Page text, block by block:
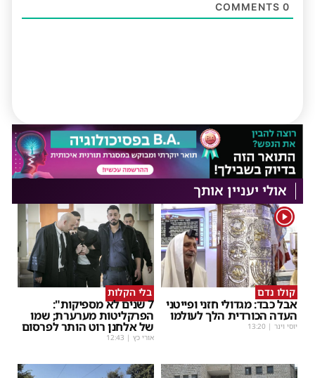
0
אולי יעניין אותך
1
קולו נדם
אבל כבד: מגדולי חזני ופייטני
העדה הכורדית הלך לעולמו
יוסי וינר |
13:20
בלי הקלות
7 שנים לא מספיקות":
הפרקליטות מערערת; שמו
של אלחנן רוט הותר לפרסום
אורי כץ |
12:43